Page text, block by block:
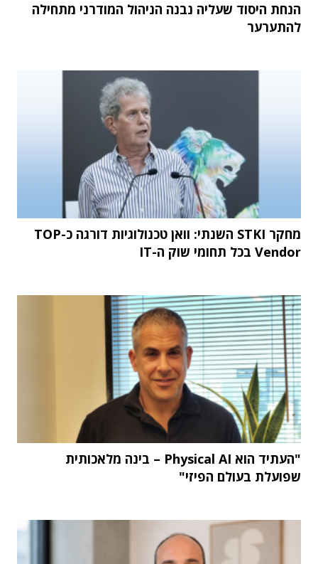
הנחת היסוד שעליה נבנה הניהול המודרני מתחילה
להתערער
מחקר STKI השנתי: וואן טכנולוגיות דורגה כ-TOP
Vendor בכל תחומי שוק ה-IT
"העתיד הוא Physical AI – בינה מלאכותית
שפועלת בעולם הפיזי"